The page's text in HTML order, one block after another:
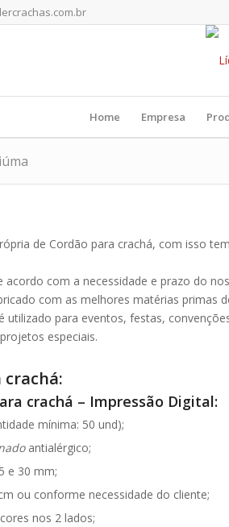
Home Empresa
de Cordão para crachá, com isso
com a necessidade e prazo do
com as melhores matérias primas
utilizado para eventos, festas,
especiais.
crachá:
crachá – Impressão Digital:
mínima: 50 und);
antialérgico;
e 30 mm;
ou conforme necessidade do cliente;
nos 2 lados;